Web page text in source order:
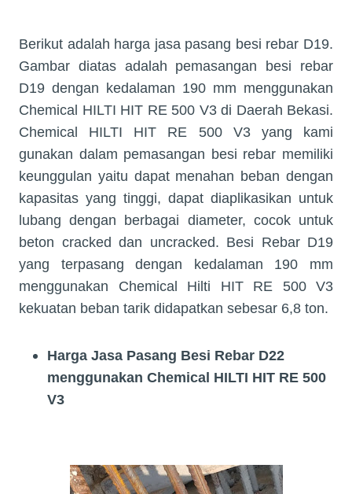
Berikut adalah harga jasa pasang besi rebar D19.
Gambar diatas adalah pemasangan besi rebar
D19 dengan kedalaman 190 mm menggunakan
Chemical HILTI HIT RE 500 V3 di Daerah Bekasi.
Chemical HILTI HIT RE 500 V3 yang kami
gunakan dalam pemasangan besi rebar memiliki
keunggulan yaitu dapat menahan beban dengan
kapasitas yang tinggi, dapat diaplikasikan untuk
lubang dengan berbagai diameter, cocok untuk
beton cracked dan uncracked. Besi Rebar D19
yang terpasang dengan kedalaman 190 mm
menggunakan Chemical Hilti HIT RE 500 V3
kekuatan beban tarik didapatkan sebesar 6,8 ton.
Harga Jasa Pasang Besi Rebar D22
menggunakan Chemical HILTI HIT RE 500
V3